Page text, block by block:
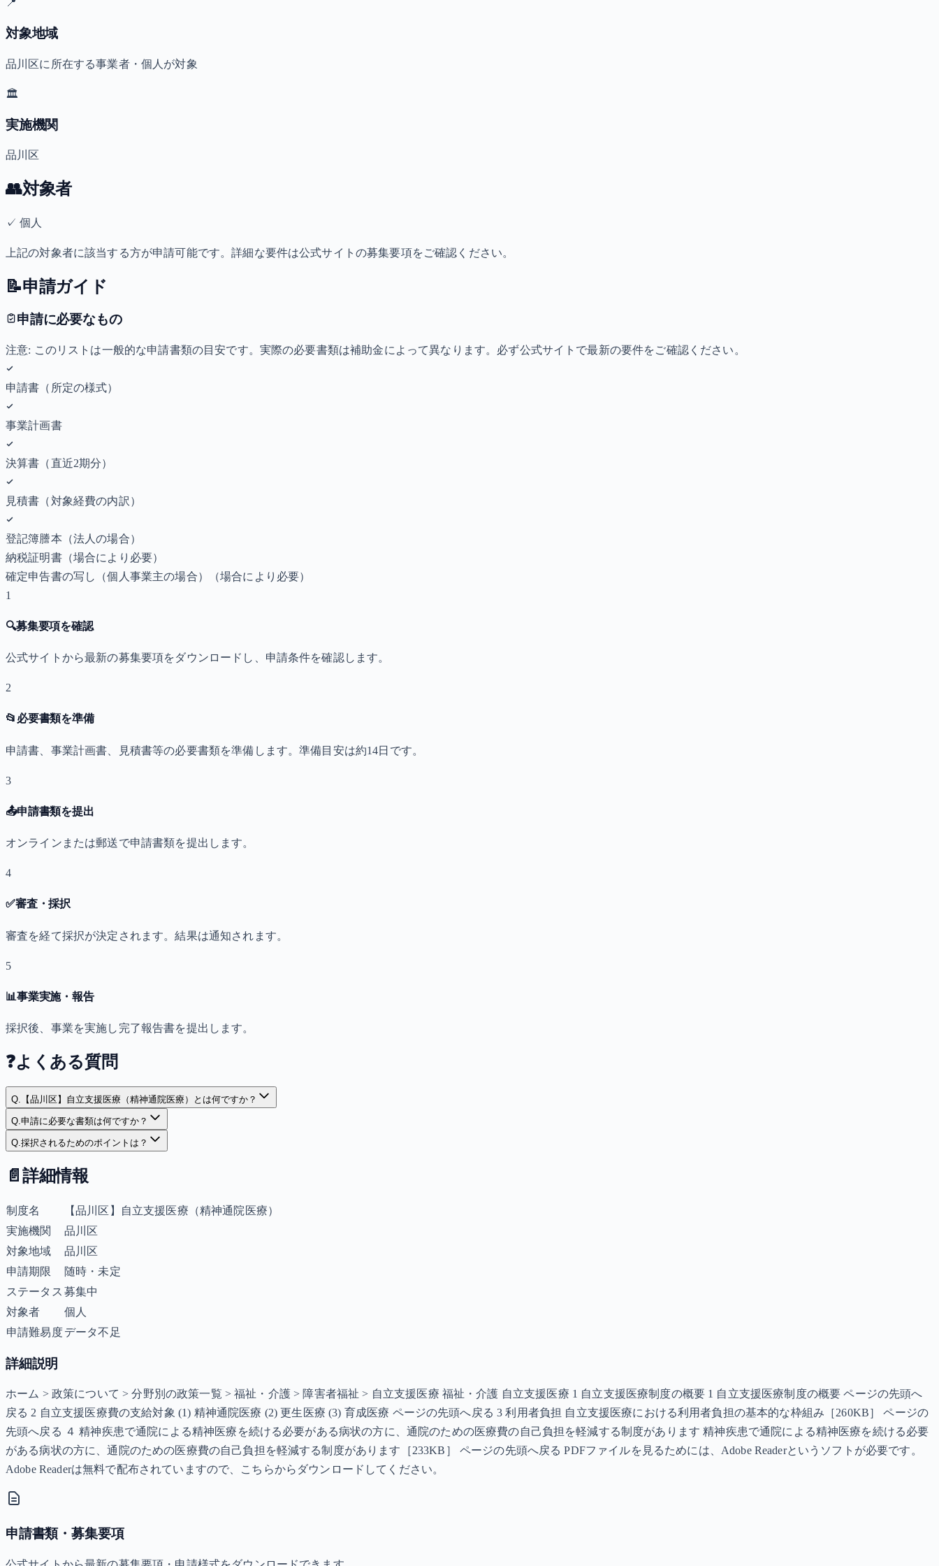
📍
対象地域
品川区に所在する事業者・個人が対象
🏛️
実施機関
品川区
👥対象者
✓個人
上記の対象者に該当する方が申請可能です。詳細な要件は公式サイトの募集要項をご確認ください。
📝申請ガイド
申請に必要なもの
注意: このリストは一般的な申請書類の目安です。実際の必要書類は補助金によって異なります。必ず公式サイトで最新の要件をご確認ください。
申請書（所定の様式）
事業計画書
決算書（直近2期分）
見積書（対象経費の内訳）
登記簿謄本（法人の場合）
納税証明書（場合により必要）
確定申告書の写し（個人事業主の場合）
（場合により必要）
1
🔍募集要項を確認
公式サイトから最新の募集要項をダウンロードし、申請条件を確認します。
2
📂 必要書類を準備
申請書、事業計画書、見積書等の必要書類を準備します。準備目安は約14日です。
3
📤申請書類を提出
オンラインまたは郵送で申請書類を提出します。
4
✅審査・採択
審査を経て採択が決定されます。結果は通知されます。
5
📊事業実施・報告
採択後、事業を実施し完了報告書を提出します。
❓よくある質問
Q. 【品川区】自立支援医療（精神通院医療）とは何ですか？
Q.申請に必要な書類は何ですか？
Q.採択されるためのポイントは？
📄 詳細情報
制度名
【品川区】自立支援医療（精神通院医療）
実施機関
品川区
対象地域
品川区
申請期限
随時・未定
ステータス 募集中
対象者
個人
申請難易度データ不足
詳細説明
ホーム > 政策について > 分野別の政策一覧 > 福祉・介護 > 障害者福祉 > 自立支援医療 福祉・介護 自立支援医療 1 自立支援医療制度の概要 1 自立支援医療制度の概要 ページの先頭へ
戻る 2 自立支援医療費の支給対象 (1) 精神通院医療 (2) 更生医療 (3) 育成医療 ページの先頭へ戻る 3 利用者負担 自立支援医療における利用者負担の基本的な枠組み［260KB］ ページの
先頭へ戻る ４ 精神疾患で通院による精神医療を続ける必要がある病状の方に、通院のための医療費の自己負担を軽減する制度があります 精神疾患で通院による精神医療を続ける必要
がある病状の方に、通院のための医療費の自己負担を軽減する制度があります［233KB］ ページの先頭へ戻る PDFファイルを見るためには、Adobe Readerというソフトが必要です。
Adobe Readerは無料で配布されていますので、こちらからダウンロードしてください。
申請書類・募集要項